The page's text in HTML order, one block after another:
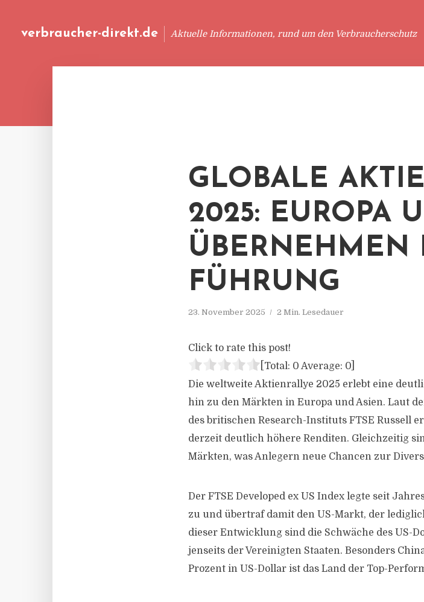
verbraucher-direkt.de Aktuelle Informationen, rund um den Verbraucherschutz
GLOBALE
2025: EUROPA
ÜBERNEHMEN
FÜHRUNG
23. November 2025 2 Min. Lesedauer
Click to rate this post!
[Total: 0 Average: 0
Die weltweite Aktienrallye 2025 erlebt eine
hin zu den Märkten in Europa und Asien. Laut
des britischen Research-Instituts FTSE Russell
derzeit deutlich höhere Renditen. Gleichzeitig
Märkten, was Anlegern neue Chancen zur
Der FTSE Developed ex US Index legte seit
zu und übertraf damit den US-Markt, der
dieser Entwicklung sind die Schwäche des US-
jenseits der Vereinigten Staaten. Besonders
Prozent in US-Dollar ist das Land der Top-